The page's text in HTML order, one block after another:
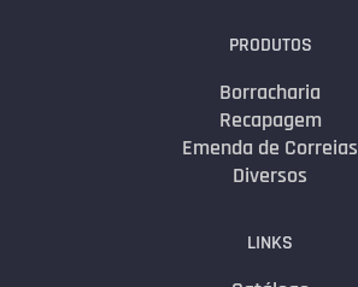
PRODUTOS
Borracharia
Recapagem
Emenda de Correias
Diversos
LINKS